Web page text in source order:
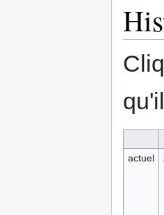
actuel